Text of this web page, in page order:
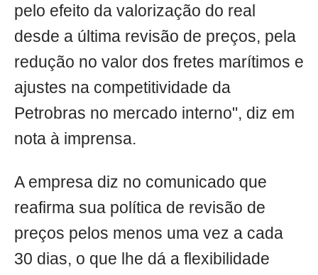
pelo efeito da valorização do real
desde a última revisão de preços, pela
redução no valor dos fretes marítimos e
ajustes na competitividade da
Petrobras no mercado interno", diz em
nota à imprensa.
A empresa diz no comunicado que
reafirma sua política de revisão de
preços pelos menos uma vez a cada
30 dias, o que lhe dá a flexibilidade